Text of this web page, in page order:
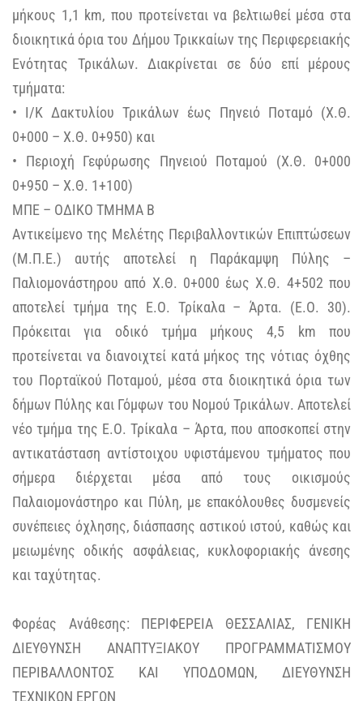
μήκους 1,1 km, που προτείνεται να βελτιωθεί μέσα στα
διοικητικά όρια του Δήμου Τρικκαίων της Περιφερειακής
Ενότητας Τρικάλων. Διακρίνεται σε δύο επί μέρους
τμήματα:
• Ι/Κ Δακτυλίου Τρικάλων έως Πηνειό Ποταμό (Χ.Θ.
0+000 – Χ.Θ. 0+950) και
• Περιοχή Γεφύρωσης Πηνειού Ποταμού (Χ.Θ. 0+000
0+950 – Χ.Θ. 1+100)
ΜΠΕ – ΟΔΙΚΟ ΤΜΗΜΑ Β
Αντικείμενο της Μελέτης Περιβαλλοντικών Επιπτώσεων
(Μ.Π.Ε.) αυτής αποτελεί η Παράκαμψη Πύλης –
Παλιομονάστηρου από Χ.Θ. 0+000 έως Χ.Θ. 4+502 που
αποτελεί τμήμα της Ε.Ο. Τρίκαλα – Άρτα. (Ε.Ο. 30).
Πρόκειται για οδικό τμήμα μήκους 4,5 km που
προτείνεται να διανοιχτεί κατά μήκος της νότιας όχθης
του Πορταϊκού Ποταμού, μέσα στα διοικητικά όρια των
δήμων Πύλης και Γόμφων του Νομού Τρικάλων. Αποτελεί
νέο τμήμα της Ε.Ο. Τρίκαλα – Άρτα, που αποσκοπεί στην
αντικατάσταση αντίστοιχου υφιστάμενου τμήματος που
σήμερα διέρχεται μέσα από τους οικισμούς
Παλαιομονάστηρο και Πύλη, με επακόλουθες δυσμενείς
συνέπειες όχλησης, διάσπασης αστικού ιστού, καθώς και
μειωμένης οδικής ασφάλειας, κυκλοφοριακής άνεσης
και ταχύτητας.
Φορέας Ανάθεσης: ΠΕΡΙΦΕΡΕΙΑ ΘΕΣΣΑΛΙΑΣ, ΓΕΝΙΚΗ
ΔΙΕΥΘΥΝΣΗ ΑΝΑΠΤΥΞΙΑΚΟΥ ΠΡΟΓΡΑΜΜΑΤΙΣΜΟΥ
ΠΕΡΙΒΑΛΛΟΝΤΟΣ ΚΑΙ ΥΠΟΔΟΜΩΝ, ΔΙΕΥΘΥΝΣΗ
ΤΕΧΝΙΚΩΝ ΕΡΓΩΝ